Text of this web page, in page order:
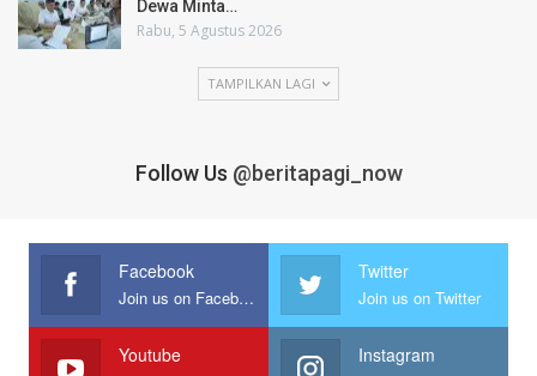
Dewa Minta…
Rabu, 5 Agustus 2026
TAMPILKAN LAGI
Follow Us @beritapagi_now
Facebook
Join us on Facebook
Twitter
Join us on Twitter
Youtube Instagram